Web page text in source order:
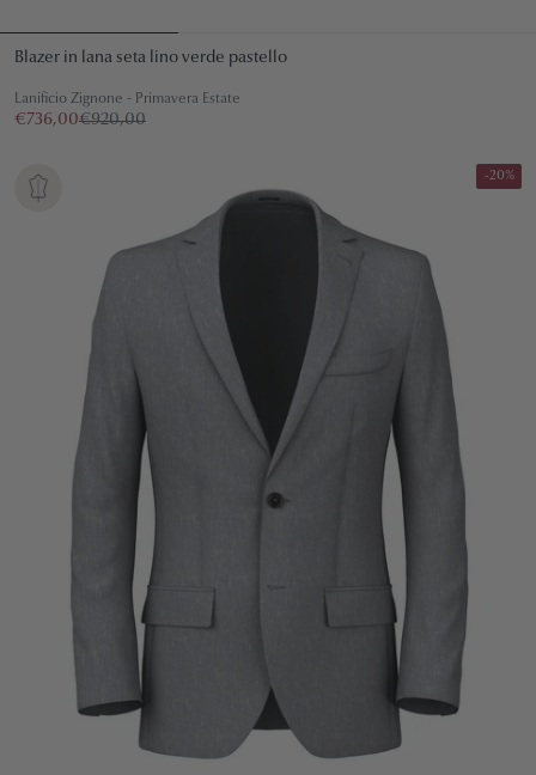
Blazer in lana seta lino verde pastello
Lanificio Zignone - Primavera Estate
€736,00€920,00
-20%